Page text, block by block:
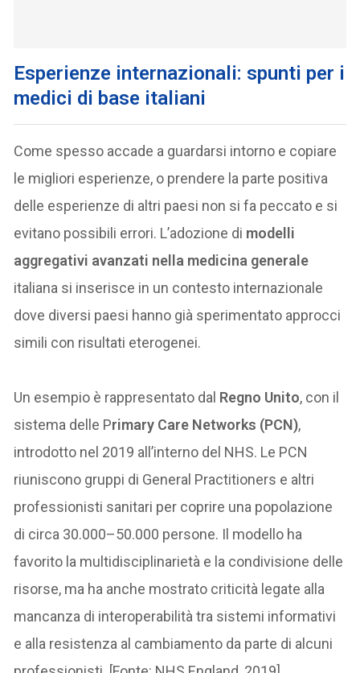
Esperienze internazionali: spunti per i
medici di base italiani
Come spesso accade a guardarsi intorno e copiare
le migliori esperienze, o prendere la parte positiva
delle esperienze di altri paesi non si fa peccato e si
evitano possibili errori. L’adozione di modelli
aggregativi avanzati nella medicina generale
italiana si inserisce in un contesto internazionale
dove diversi paesi hanno già sperimentato approcci
simili con risultati eterogenei.
Un esempio è rappresentato dal Regno Unito, con il
sistema delle Primary Care Networks (PCN),
introdotto nel 2019 all’interno del NHS. Le PCN
riuniscono gruppi di General Practitioners e altri
professionisti sanitari per coprire una popolazione
di circa 30.000–50.000 persone. Il modello ha
favorito la multidisciplinarietà e la condivisione delle
risorse, ma ha anche mostrato criticità legate alla
mancanza di interoperabilità tra sistemi informativi
e alla resistenza al cambiamento da parte di alcuni